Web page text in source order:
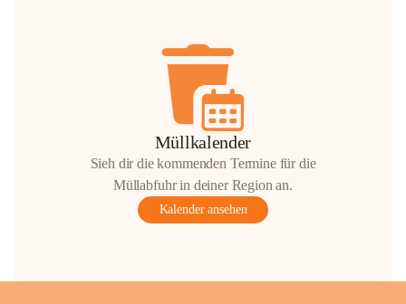
Müllkalender
Sieh dir die kommenden Termine für die
Müllabfuhr in deiner Region an.
Kalender ansehen